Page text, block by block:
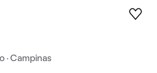
· Campinas